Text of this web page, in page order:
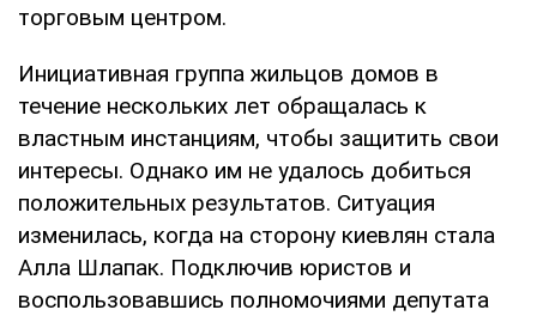
торговым центром.
Инициативная группа жильцов домов в
течение нескольких лет обращалась к
властным инстанциям, чтобы защитить свои
интересы. Однако им не удалось добиться
положительных результатов. Ситуация
изменилась, когда на сторону киевлян стала
Алла Шлапак. Подключив юристов и
воспользовавшись полномочиями депутата